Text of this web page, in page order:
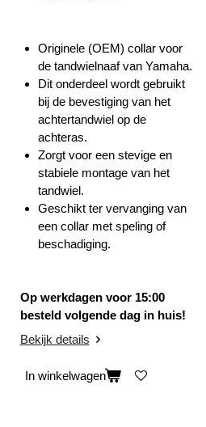
Originele (OEM) collar voor
de tandwielnaaf van Yamaha.
Dit onderdeel wordt gebruikt
bij de bevestiging van het
achtertandwiel op de
achteras.
Zorgt voor een stevige en
stabiele montage van het
tandwiel.
Geschikt ter vervanging van
een collar met speling of
beschadiging.
Op werkdagen voor 15:00
besteld volgende dag in huis!
Bekijk details
In winkelwagen